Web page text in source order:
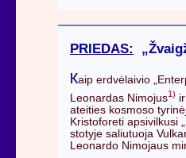
PRIEDAS:
Kaip erdvėlaivio
Leonardas Nimojus1)
ateities kosmoso
Kristoforeti apsivilkusi
stotyje saliutuoja
Leonardo Nimojaus